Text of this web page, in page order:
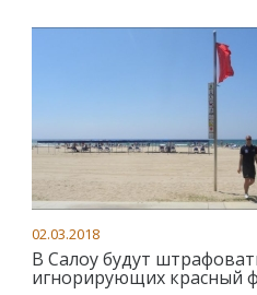
02.03.2018
В Салоу будут
игнорирующих красный